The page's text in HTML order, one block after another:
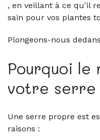
, en veillant à ce qu'il
sain pour vos plantes
Plongeons-nous
Pourquoi le
votre
Une serre propre est
raisons :